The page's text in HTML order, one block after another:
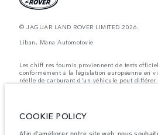
© JAGUAR LAND ROVER LIMITED 2026.
Liban, Mana Automotovie
Les chiff res fournis proviennent de tests
conformément å la législation européenne en
réelle de carburant d'un véhicule peut différer
la disponibilité et les prix.
Les poids indiqués correspondent à des
COOKIE POLICY
Afin d'améliorer notre site web, nous